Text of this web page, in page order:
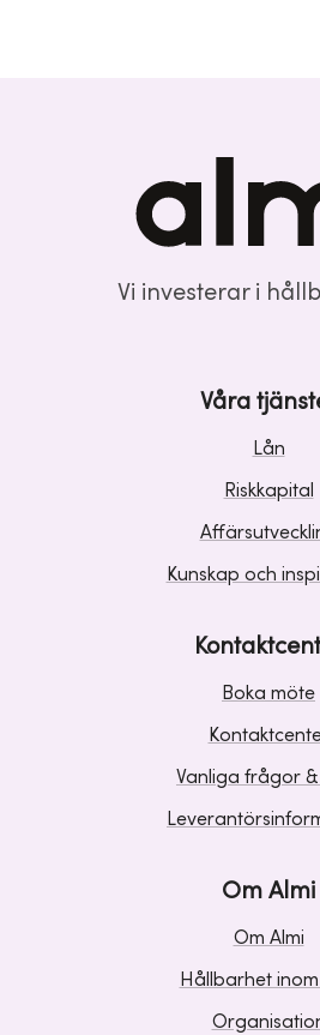
Vi investerar i
Våra
Lån
Riskkapital
Kunskap och
Boka möte
Vanliga frågor
Om Almi
Om Almi
Hållbarhet inom